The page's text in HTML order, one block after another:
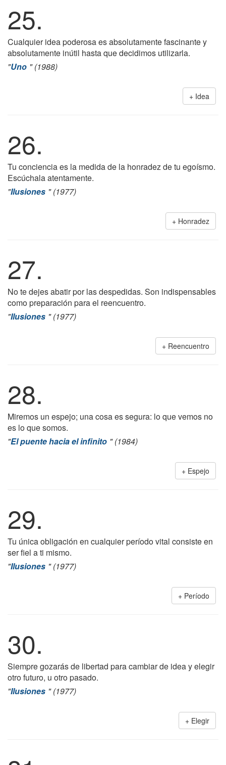
25.
Cualquier idea poderosa es absolutamente fascinante y
absolutamente inútil hasta que decidimos utilizarla.
"Uno " (1988)
Idea
26.
Tu conciencia es la medida de la honradez de tu egoísmo.
Escúchala atentamente.
"Ilusiones " (1977)
Honradez
27.
No te dejes abatir por las despedidas. Son indispensables
como preparación para el reencuentro.
"Ilusiones " (1977)
Reencuentro
28.
Miremos un espejo; una cosa es segura: lo que vemos no
es lo que somos.
"El puente hacia el infinito " (1984)
Espejo
29.
Tu única obligación en cualquier período vital consiste en
ser fiel a ti mismo.
"Ilusiones " (1977)
Período
30.
Siempre gozarás de libertad para cambiar de idea y elegir
otro futuro, u otro pasado.
"Ilusiones " (1977)
Elegir